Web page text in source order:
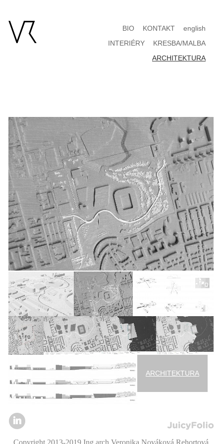
ARCHITEKTURA
english
KONTAKT
BIO
KRESBA/MALBA
INTERIÉRY
ARCHITEKTURA